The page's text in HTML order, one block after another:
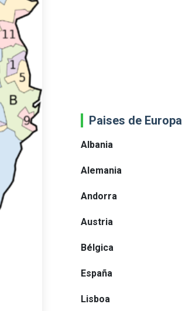
Paises de Europa
Albania
Alemania
Andorra
Austria
Bélgica
España
Lisboa